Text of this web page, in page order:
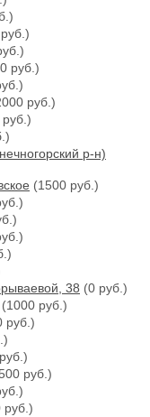
руб.)
руб.)
р-н)
(1500 руб.)
38 (0 руб.)
(1000 руб.)
руб.)
руб.)
руб.)